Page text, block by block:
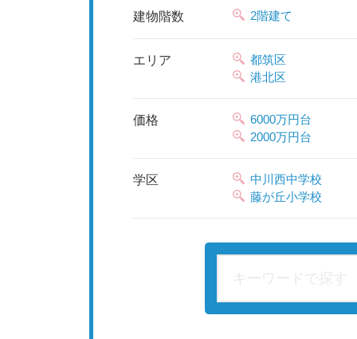
建物階数 2階建て
エリア
都筑区
港北区
価格
6000万円台
2000万円台
学区
中川西中学校
藤が丘小学校